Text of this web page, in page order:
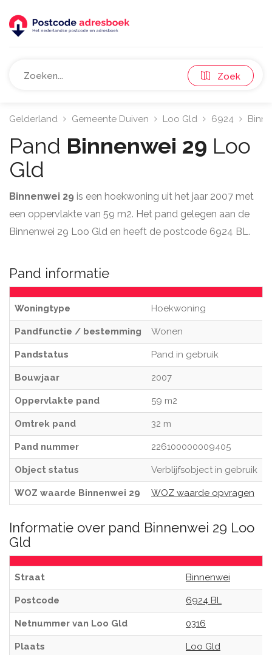
Zoek
Gelderland Gemeente Duiven Loo Gld 6924
Pand Binnenwei 29 Loo
Gld
Binnenwei 29 is een hoekwoning uit het jaar 2007 met
een oppervlakte van 59 m2. Het pand gelegen aan de
Binnenwei 29 Loo Gld en heeft de postcode 6924 BL.
Pand informatie
Woningtype Hoekwoning
Pandfunctie / bestemming Wonen
Pandstatus Pand in gebruik
Bouwjaar 2007
Oppervlakte pand 59 m2
Omtrek pand 32 m
Pand nummer 226100000009405
Object status Verblijfsobject in gebruik
WOZ waarde Binnenwei 29 WOZ waarde opvragen
Informatie over pand Binnenwei 29 Loo
Gld
Straat Binnenwei
Postcode 6924 BL
Netnummer van Loo Gld 0316
Plaats Loo Gld